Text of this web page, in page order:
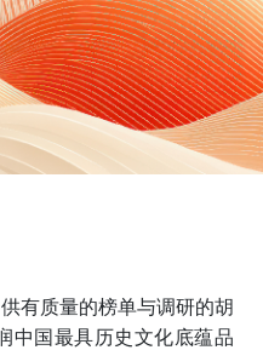
有质量的榜单与调研的胡
中国最具历史文化底蕴品